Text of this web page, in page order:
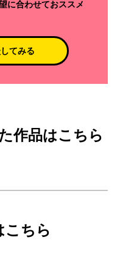
に合わせておススメ
てみる
作品はこちら
こちら